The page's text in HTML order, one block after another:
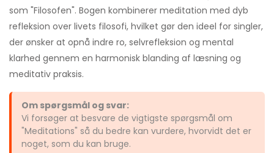
som "Filosofen". Bogen kombinerer meditation med dyb
refleksion over livets filosofi, hvilket gør den ideel for singler,
der ønsker at opnå indre ro, selvrefleksion og mental
klarhed gennem en harmonisk blanding af læsning og
meditativ praksis.
Om spørgsmål og svar:
Vi forsøger at besvare de vigtigste spørgsmål om
"Meditations" så du bedre kan vurdere, hvorvidt det er
noget, som du kan bruge.